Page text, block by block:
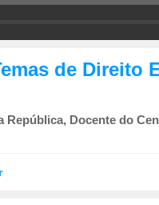
de Direito
República, Docente do